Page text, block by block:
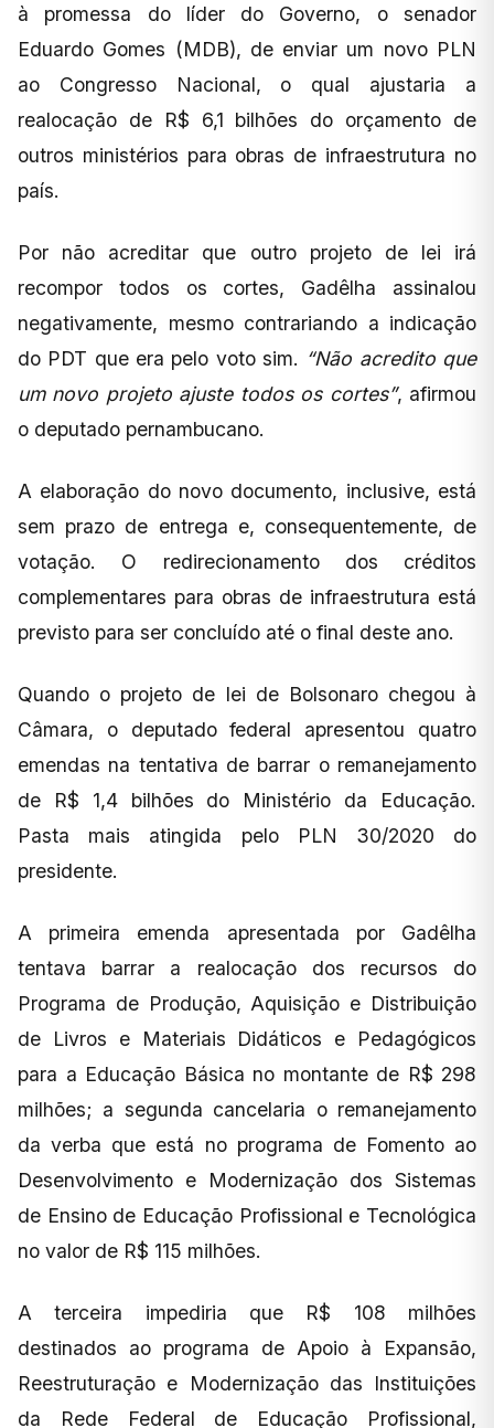
à promessa do líder do Governo, o senador
Eduardo Gomes (MDB), de enviar um novo PLN
ao Congresso Nacional, o qual ajustaria a
realocação de R$ 6,1 bilhões do orçamento de
outros ministérios para obras de infraestrutura no
país.
Por não acreditar que outro projeto de lei irá
recompor todos os cortes, Gadêlha assinalou
negativamente, mesmo contrariando a indicação
do PDT que era pelo voto sim. “Não acredito que
um novo projeto ajuste todos os cortes”, afirmou
o deputado pernambucano.
A elaboração do novo documento, inclusive, está
sem prazo de entrega e, consequentemente, de
votação. O redirecionamento dos créditos
complementares para obras de infraestrutura está
previsto para ser concluído até o final deste ano.
Quando o projeto de lei de Bolsonaro chegou à
Câmara, o deputado federal apresentou quatro
emendas na tentativa de barrar o remanejamento
de R$ 1,4 bilhões do Ministério da Educação.
Pasta mais atingida pelo PLN 30/2020 do
presidente.
A primeira emenda apresentada por Gadêlha
tentava barrar a realocação dos recursos do
Programa de Produção, Aquisição e Distribuição
de Livros e Materiais Didáticos e Pedagógicos
para a Educação Básica no montante de R$ 298
milhões; a segunda cancelaria o remanejamento
da verba que está no programa de Fomento ao
Desenvolvimento e Modernização dos Sistemas
de Ensino de Educação Profissional e Tecnológica
no valor de R$ 115 milhões.
A terceira impediria que R$ 108 milhões
destinados ao programa de Apoio à Expansão,
Reestruturação e Modernização das Instituições
da Rede Federal de Educação Profissional,